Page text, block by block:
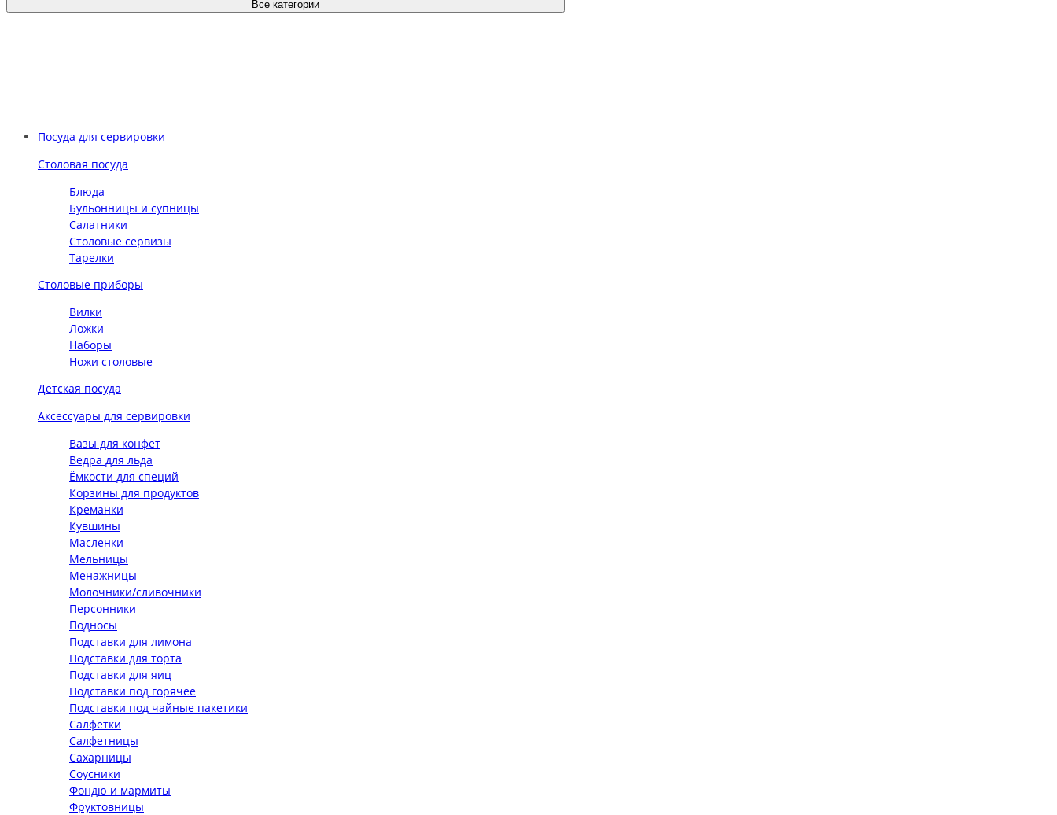
Все категории
Посуда для сервировки
Столовая посуда
Блюда
Бульонницы и супницы
Салатники
Столовые сервизы
Тарелки
Столовые приборы
Вилки
Ложки
Наборы
Ножи столовые
Детская посуда
Аксессуары для сервировки
Вазы для конфет
Ведра для льда
Ёмкости для специй
Корзины для продуктов
Креманки
Кувшины
Масленки
Мельницы
Менажницы
Молочники/сливочники
Персонники
Подносы
Подставки для лимона
Подставки для торта
Подставки для яиц
Подставки под горячее
Подставки под чайные пакетики
Салфетки
Салфетницы
Сахарницы
Соусники
Фондю и мармиты
Фруктовницы